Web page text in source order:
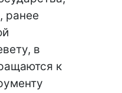
ранее
в
к